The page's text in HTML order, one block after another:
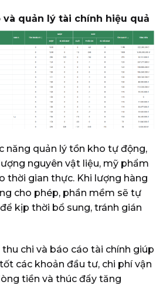
và quản lý tài chính hiệu quả
năng quản lý tồn kho tự động,
nguyên vật liệu, mỹ phẩm
thời gian thực. Khi lượng hàng
cho phép, phần mềm sẽ tự
kịp thời bổ sung, tránh gián
chi và báo cáo tài chính giúp
các khoản đầu tư, chi phí vận
tiền và thúc đẩy tăng